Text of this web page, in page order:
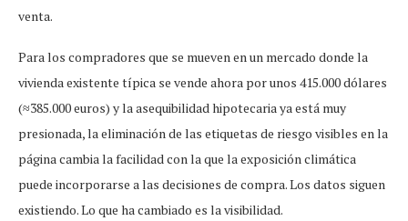
venta.
Para los compradores que se mueven en un mercado donde la
vivienda existente típica se vende ahora por unos 415.000 dólares
(≈385.000 euros) y la asequibilidad hipotecaria ya está muy
presionada, la eliminación de las etiquetas de riesgo visibles en la
página cambia la facilidad con la que la exposición climática
puede incorporarse a las decisiones de compra. Los datos siguen
existiendo. Lo que ha cambiado es la visibilidad.